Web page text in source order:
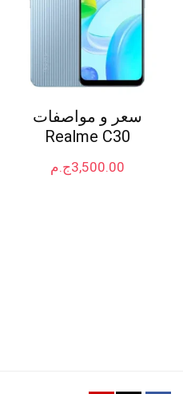
سعر و مواصفات
Realme C30
ج.م3,500.00